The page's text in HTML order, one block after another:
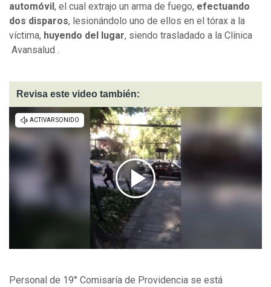
automóvil , el cual extrajo un arma de fuego, efectuando
dos disparos, lesionándolo uno de ellos en el tórax a la
víctima, huyendo del lugar, siendo trasladado a la Clínica
Avansalud .
Revisa este video también:
Personal de 19° Comisaría de Providencia se está